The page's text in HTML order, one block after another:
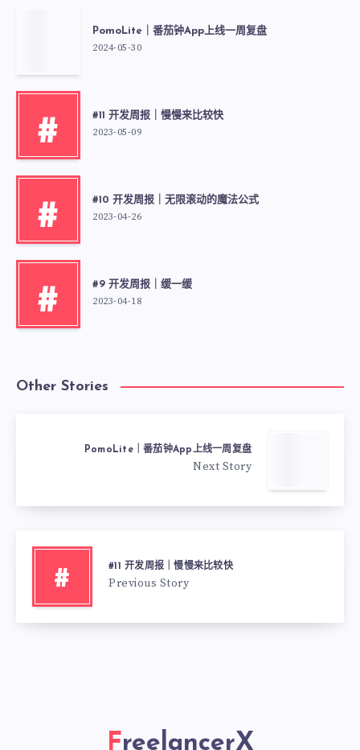
PomoLite｜番茄钟App上线一周复盘
2024-05-30
# #11 开发周报｜慢慢来比较快
2023-05-09
# #10 开发周报｜无限滚动的魔法公式
2023-04-26
# #9 开发周报｜缓一缓
2023-04-18
Other Stories
PomoLite｜番茄钟App上线一周复盘
Next Story
# #11 开发周报｜慢慢来比较快
Previous Story
FreelancerX